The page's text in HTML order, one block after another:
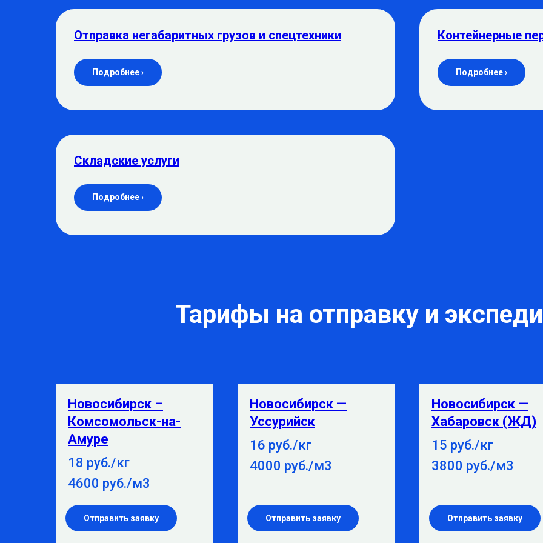
Отправка негабаритных грузов и спецтехники
Подробнее ›
Контейнерные
Подробнее ›
Складские услуги
Подробнее ›
Тарифы на отправку и
Новосибирск –
Комсомольск-на-
Амуре
18 руб./кг
4600 руб./м3
Отправить заявку
Новосибирск —
Уссурийск
16 руб./кг
4000 руб./м3
Отправить заявку
Новосибирск —
Хабаровск (ЖД)
15 руб./кг
3800 руб./м3
Отправить заявку